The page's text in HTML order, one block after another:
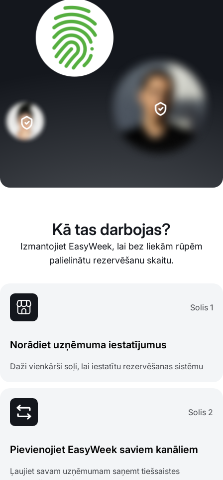
Kā tas darbojas?
Izmantojiet EasyWeek, lai bez liekām rūpēm
palielinātu rezervēšanu skaitu.
Solis 1
Norādiet uzņēmuma iestatījumus
Daži vienkārši soļi, lai iestatītu rezervēšanas sistēmu
Solis 2
Pievienojiet EasyWeek saviem kanāliem
Ļaujiet savam uzņēmumam saņemt tiešsaistes